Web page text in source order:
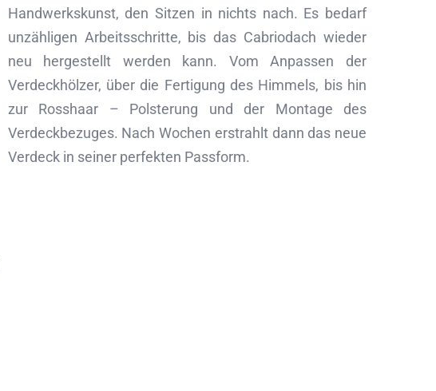
Handwerkskunst, den Sitzen in nichts nach. Es bedarf
unzähligen Arbeitsschritte, bis das Cabriodach wieder
neu hergestellt werden kann. Vom Anpassen der
Verdeckhölzer, über die Fertigung des Himmels, bis hin
zur Rosshaar – Polsterung und der Montage des
Verdeckbezuges. Nach Wochen erstrahlt dann das neue
Verdeck in seiner perfekten Passform.